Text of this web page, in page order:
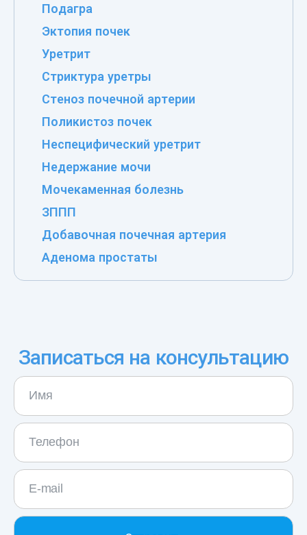
Подагра
Эктопия почек
Уретрит
Стриктура уретры
Стеноз почечной артерии
Поликистоз почек
Неспецифический уретрит
Недержание мочи
Мочекаменная болезнь
ЗППП
Добавочная почечная артерия
Аденома простаты
Записаться на консультацию